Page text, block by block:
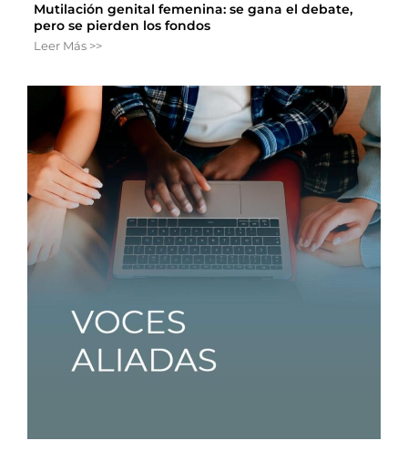
Mutilación genital femenina: se gana el debate,
pero se pierden los fondos
Leer Más >>